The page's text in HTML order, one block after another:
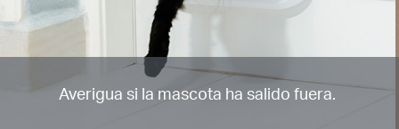
Averigua si la mascota ha salido fuera.